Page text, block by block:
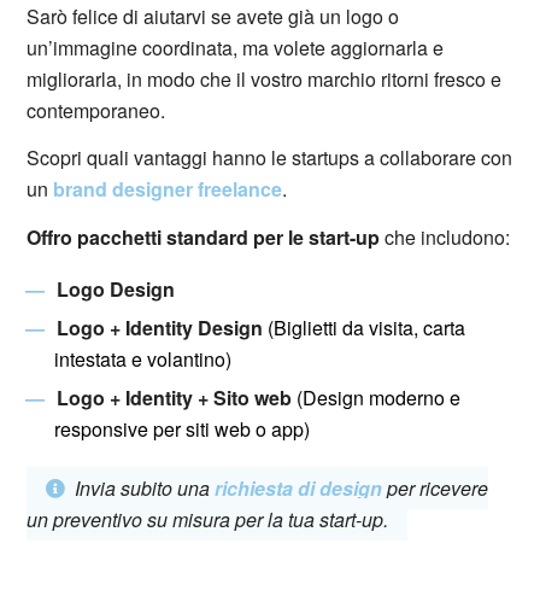
Sarò felice di aiutarvi se avete già un logo o
un’immagine coordinata, ma volete aggiornarla e
migliorarla, in modo che il vostro marchio ritorni fresco e
contemporaneo.
Scopri quali vantaggi hanno le startups a collaborare con
un brand designer freelance.
Offro pacchetti standard per le start-upche includono:
Logo Design
Logo + Identity Design (Biglietti da visita, carta
intestata e volantino)
Logo + Identity + Sito web (Design moderno e
responsive per siti web o app)
Invia subito unarichiesta di designper ricevere
un preventivo su misura per la tua start-up.